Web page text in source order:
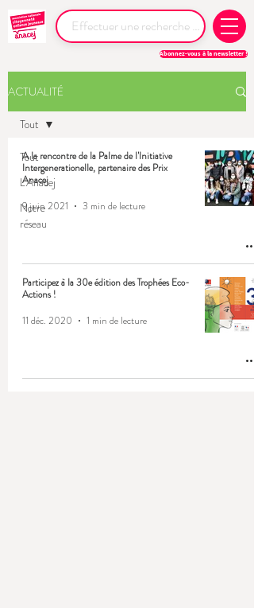
Abonnez-vous à la newsletter !
ACTUALITÉ
Tout
L'Anacej
Notre
réseau
Tout
A la rencontre de la Palme de l'Initiative
Intergenerationelle, partenaire des Prix
Anacej
9 juin 2021
3 min de lecture
Participez à la 30e édition des Trophées Eco-
Actions !
11 déc. 2020
1 min de lecture